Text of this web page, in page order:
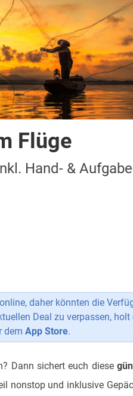
Flüge
Hand- &
daher könnten die
Deal zu verpassen, holt
dem App Store.
Dann sichert euch diese
nonstop und inklusive